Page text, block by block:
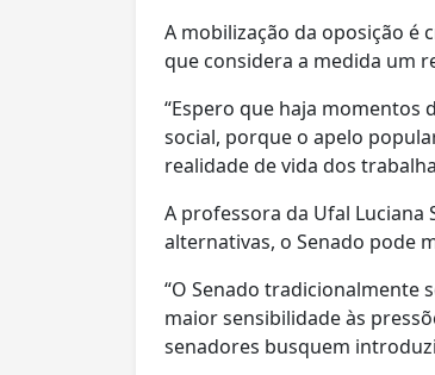
A mobilização da oposição é
que considera a medida um
“Espero que haja momentos
social, porque o apelo
realidade de vida dos
A professora da Ufal
alternativas, o Senado pode
“O Senado tradicionalmente
maior sensibilidade às
senadores busquem